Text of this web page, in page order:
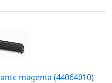
magenta (44064010)